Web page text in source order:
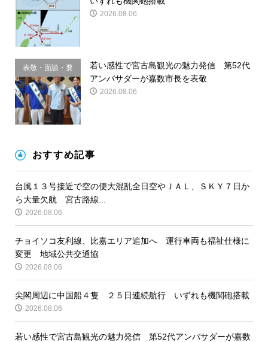
2026.08.06
表敬・面談・要
請
若い感性で宮古島観光の魅力発信 第52代
アンバサダーが嘉数市長を表敬
2026.08.06
おすすめ記事
台風１３号接近で空の便大混乱全日空やＪＡＬ、ＳＫＹ７日か
ら大量欠航 宮古路線...
2026.08.06
チョイソコ友利線、比嘉エリア追加へ 運行車両も福祉仕様に
変更 地域公共交通協
2026.08.06
尖閣周辺に中国船４隻 ２５日連続航行 いずれも機関砲搭載
2026.08.06
若い感性で宮古島観光の魅力発信 第52代アンバサダーが嘉数